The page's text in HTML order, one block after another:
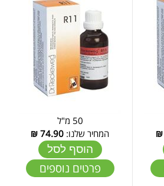
₪
50 מ"ל
המחיר שלנו: 74.90
₪
הוסף לסל
פרטים נוספים